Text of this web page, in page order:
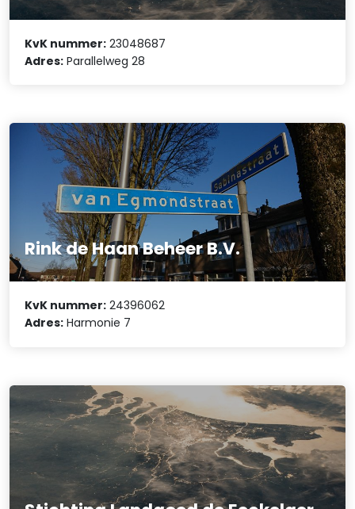
KvK nummer: 23048687
Adres: Parallelweg 28
Rink de Haan Beheer B.V.
KvK nummer: 24396062
Adres: Harmonie 7